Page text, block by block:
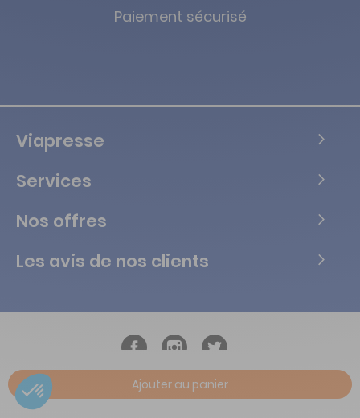
Ajouter au panier
Paiement sécurisé
Viapresse
Services
Nos offres
Les avis de nos clients
Copyright © Tous droits réservés Vialife - 2026.